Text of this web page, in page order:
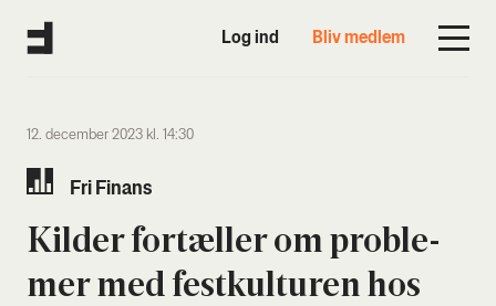
Log ind Bliv medlem
12. december 2023 kl. 14:30
Fri Finans
Kil­der for­tæl­ler om pro­ble­
mer med fest­kul­tu­ren hos